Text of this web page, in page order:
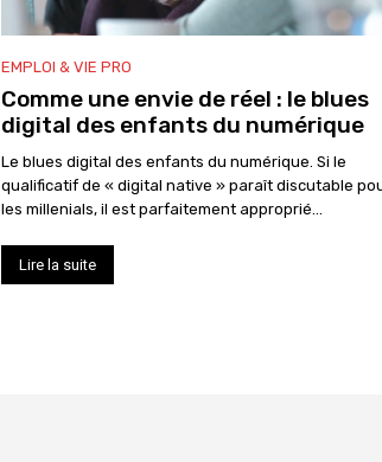
EMPLOI & VIE PRO
Comme une envie de réel : le blues
digital des enfants du numérique
Le blues digital des enfants du numérique. Si le
qualificatif de « digital native » paraît discutable
les millenials, il est parfaitement approprié...
Lire la suite